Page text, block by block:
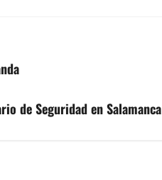
de Seguridad en Salamanca